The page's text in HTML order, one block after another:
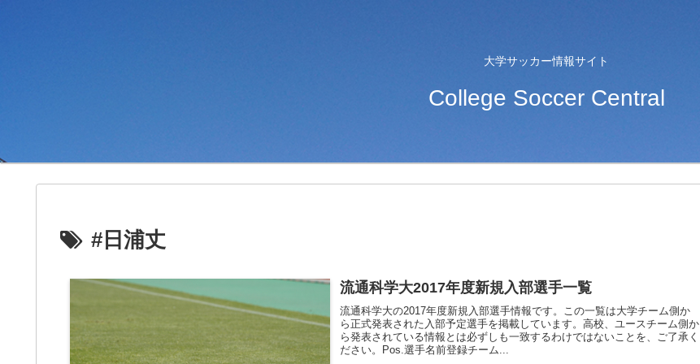
大学サッカー情報サイト
College Soccer Central
#日浦丈
流通科学大2017年度新規入部選手一覧
流通科学大の2017年度新規入部選手情報です。この一覧は大学チーム側か
ら正式発表された入部予定選手を掲載しています。高校、ユースチーム側か
ら発表されている情報とは必ずしも一致するわけではないことを、ご了承く
ださい。Pos.選手名前登録チーム...